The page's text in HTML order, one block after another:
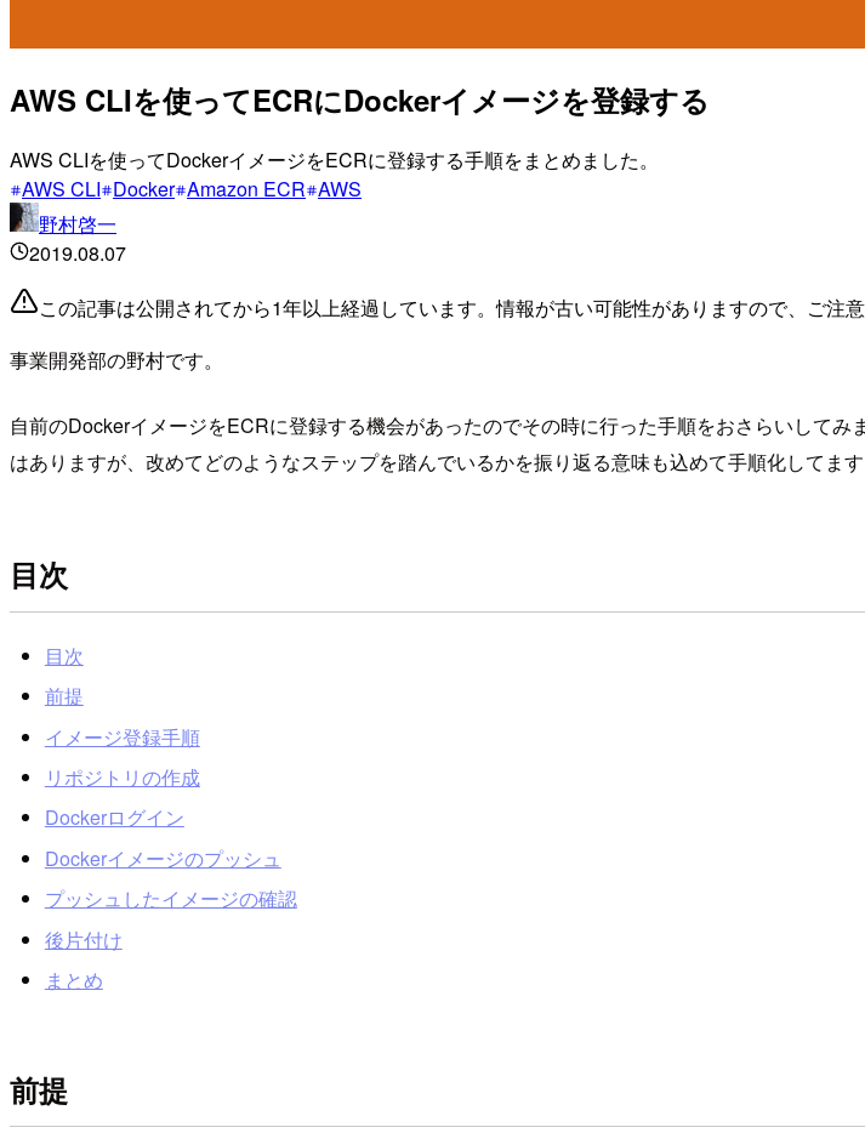
AWS CLIを使ってECRにDockerイメージを登録する
AWS CLIを使ってDockerイメージをECRに登録する手順をまとめました。
AWS CLI Docker Amazon ECR AWS
野村啓一
2019.08.07
この記事は公開されてから1年以上経過しています。情報が古い可能性がありますので、ご注意
事業開発部の野村です。
自前のDockerイメージをECRに登録する機会があったのでその時に行った手順をおさらいして
はありますが、改めてどのようなステップを踏んでいるかを振り返る意味も込めて手順化してます
目次
目次
前提
イメージ登録手順
リポジトリの作成
Dockerログイン
Dockerイメージのプッシュ
プッシュしたイメージの確認
後片付け
まとめ
前提